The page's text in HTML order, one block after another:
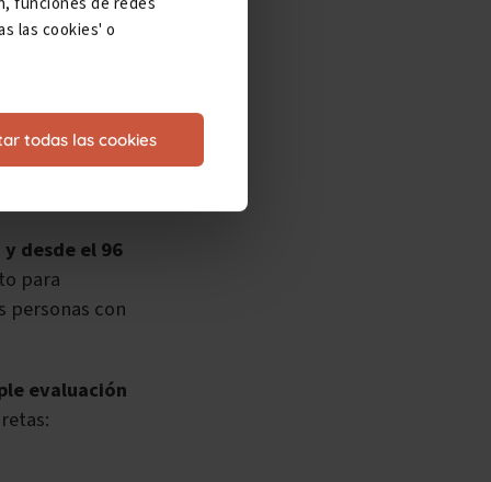
las cookies' o
todas las cookies
de 2022,
que
desde el 96
para
personas con
evaluación